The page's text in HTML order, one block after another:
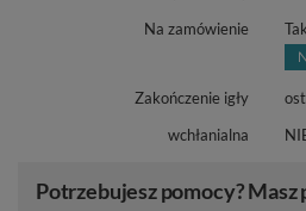
Na zamówienie
Zakończenie igły
wchłanialna
Potrzebujesz pomocy? Masz